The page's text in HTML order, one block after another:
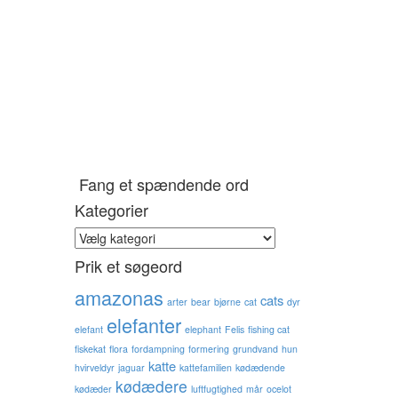
Fang et spændende ord
Kategorier
Kategorier
Prik et søgeord
amazonas arter bear bjørne cat cats dyr
elefant elefanter elephant Felis fishing cat
fiskekat flora fordampning formering grundvand hun
hvirveldyr jaguar katte kattefamilien kødædende
kødæder kødædere luftfugtighed mår ocelot